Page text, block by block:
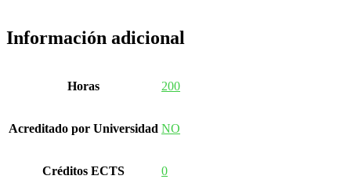
Información adicional
Horas 200
Acreditado por Universidad NO
Créditos ECTS 0